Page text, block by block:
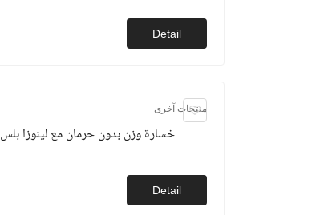
Detail
منتجات آخرى
خسارة وزن بدون حرمان مع لينوزا بلس
Detail